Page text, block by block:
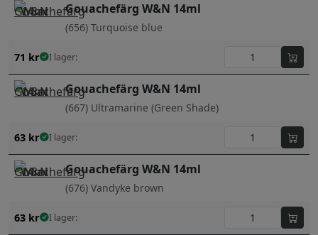
Gouachefärg W&N 14ml
(656) Turquoise blue
71 kr I lager:
Gouachefärg W&N 14ml
(667) Ultramarine (Green Shade)
63 kr I lager:
Gouachefärg W&N 14ml
(676) Vandyke brown
63 kr I lager: